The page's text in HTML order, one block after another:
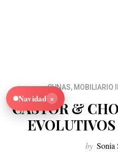
CUNAS, MOBILIARIO
CASTOR &
EVOLUTIVOS
by Sonia
Navidad ×